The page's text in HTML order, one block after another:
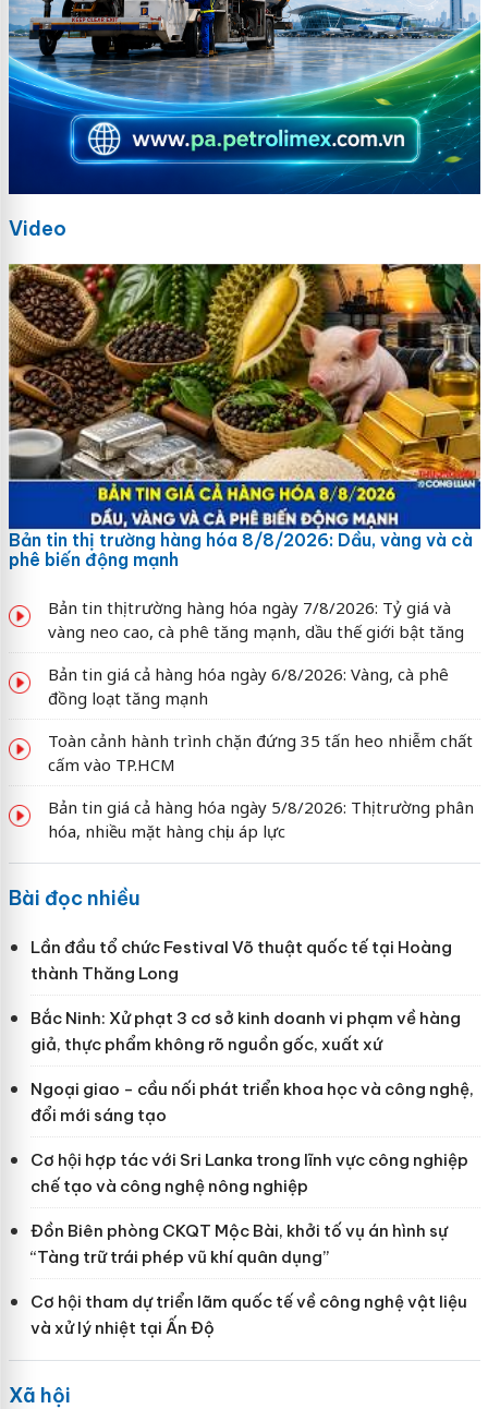
Video
Bản tin thị trường hàng hóa 8/8/2026: Dầu, vàng và cà
phê biến động mạnh
Bản tin thị trường hàng hóa ngày 7/8/2026: Tỷ giá và
vàng neo cao, cà phê tăng mạnh, dầu thế giới bật tăng
Bản tin giá cả hàng hóa ngày 6/8/2026: Vàng, cà phê
đồng loạt tăng mạnh
Toàn cảnh hành trình chặn đứng 35 tấn heo nhiễm chất
cấm vào TP.HCM
Bản tin giá cả hàng hóa ngày 5/8/2026: Thị trường phân
hóa, nhiều mặt hàng chịu áp lực
Bài đọc nhiều
Lần đầu tổ chức Festival Võ thuật quốc tế tại Hoàng
thành Thăng Long
Bắc Ninh: Xử phạt 3 cơ sở kinh doanh vi phạm về hàng
giả, thực phẩm không rõ nguồn gốc, xuất xứ
Ngoại giao - cầu nối phát triển khoa học và công nghệ,
đổi mới sáng tạo
Cơ hội hợp tác với Sri Lanka trong lĩnh vực công nghiệp
chế tạo và công nghệ nông nghiệp
Đồn Biên phòng CKQT Mộc Bài, khởi tố vụ án hình sự
“Tàng trữ trái phép vũ khí quân dụng”
Cơ hội tham dự triển lãm quốc tế về công nghệ vật liệu
và xử lý nhiệt tại Ấn Độ
Xã hội